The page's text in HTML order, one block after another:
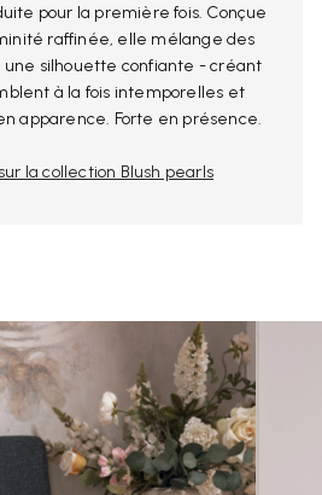
pour la première fois. Conçue
raffinée, elle mélange des
silhouette confiante - créant
à la fois intemporelles et
apparence. Forte en présence.
la collection Blush pearls